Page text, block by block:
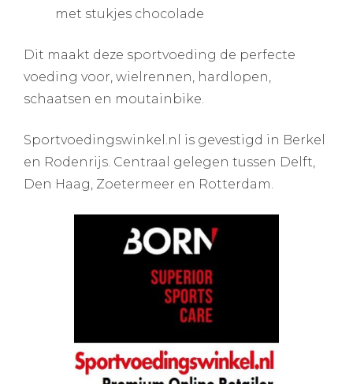
met stukjes chocolade
Dit maakt deze sportvoeding de perfecte
voeding voor, wielrennen, hardlopen,
schaatsen en moutainbike.
Sportvoedingswinkel.nl is gevestigd in Berkel
en Rodenrijs. Centraal gelegen tussen Delft,
Den Haag, Zoetermeer en Rotterdam.